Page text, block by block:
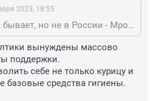
2023, 18:55
Большая зарплата бывает, но не в России - Мрот в странах БАЛТИИ в 3-5 раз больше российского + потребление СЫРА в Латвии в 3 раза больше, чем в РФ и латыши его экспортируют в 90 стран..
вынуждены массово
поддержки.
себе не только курицу и
базовые средства гигиены.